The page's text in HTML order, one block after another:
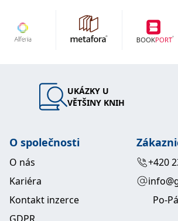
UKÁZKY U
VĚTŠINY KNIH
O společnosti
O nás
Kariéra
Kontakt inzerce
+420
Po-